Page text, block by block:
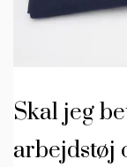
Skal jeg
arbejdstøj